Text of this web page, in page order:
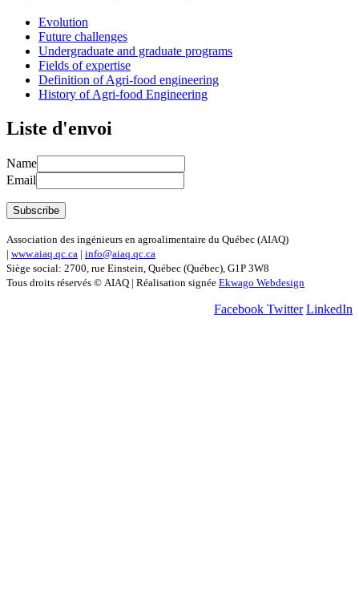
Evolution
Future challenges
Undergraduate and graduate programs
Fields of expertise
Definition of Agri-food engineering
History of Agri-food Engineering
Liste d'envoi
Name
Email
Association des ingénieurs en agroalimentaire du Québec (AIAQ)
| www.aiaq.qc.ca | info@aiaq.qc.ca
Siège social: 2700, rue Einstein, Québec (Québec), G1P 3W8
Tous droits réservés © AIAQ | Réalisation signée Ekwago Webdesign
Facebook Twitter LinkedIn